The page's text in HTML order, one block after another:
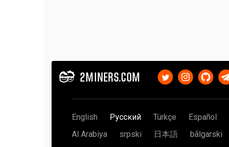
2MINERS.COM
English Русский Türkçe Español
Al Arabiya
srpski 日本語 bãlgarski